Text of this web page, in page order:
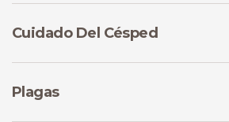
Cuidado Del Césped
Plagas